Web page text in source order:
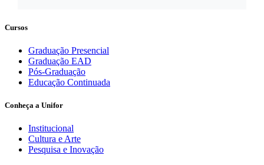
Cursos
Graduação Presencial
Graduação EAD
Pós-Graduação
Educação Continuada
Conheça a Unifor
Institucional
Cultura e Arte
Pesquisa e Inovação